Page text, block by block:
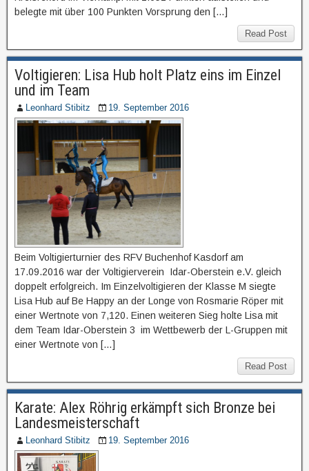
belegte mit über 100 Punkten Vorsprung den […]
Read Post
Voltigieren: Lisa Hub holt Platz eins im Einzel
und im Team
Leonhard Stibitz 19. September 2016
Beim Voltigierturnier des RFV Buchenhof Kasdorf am
17.09.2016 war der Voltigierverein Idar-Oberstein e.V. gleich
doppelt erfolgreich. Im Einzelvoltigieren der Klasse M siegte
Lisa Hub auf Be Happy an der Longe von Rosmarie Röper mit
einer Wertnote von 7,120. Einen weiteren Sieg holte Lisa mit
dem Team Idar-Oberstein 3 im Wettbewerb der L-Gruppen mit
einer Wertnote von […]
Read Post
Karate: Alex Röhrig erkämpft sich Bronze bei
Landesmeisterschaft
Leonhard Stibitz 19. September 2016